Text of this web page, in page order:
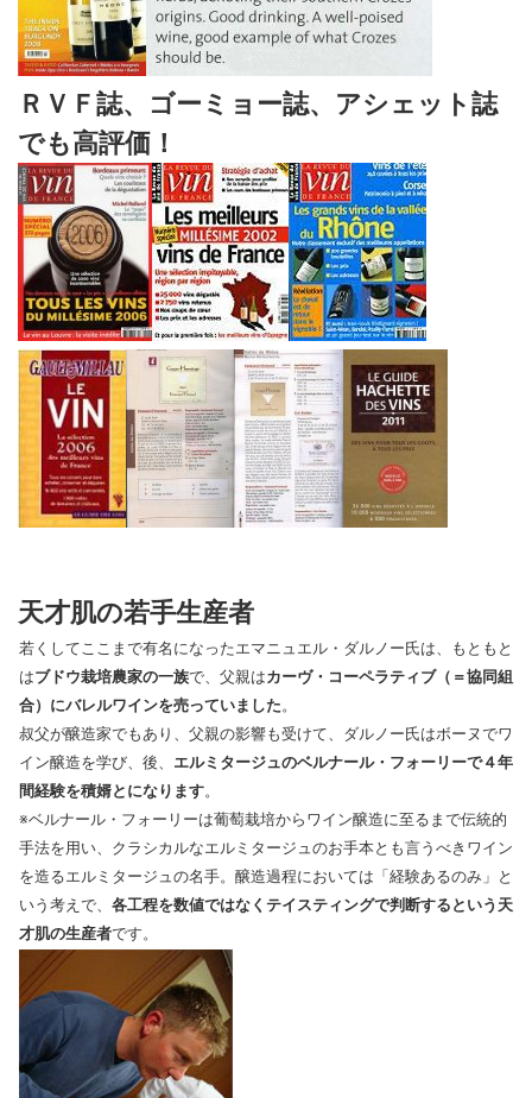
ＲＶＦ誌、ゴーミョー誌、アシェット誌
でも高評価！
天才肌の若手生産者
若くしてここまで有名になったエマニュエル・ダルノー氏は、もともと
はブドウ栽培農家の一族で、父親はカーヴ・コーペラティブ（＝協同組
合）にバレルワインを売っていました。
叔父が醸造家でもあり、父親の影響も受けて、ダルノー氏はボーヌでワ
イン醸造を学び、後、 エルミタージュのベルナール・フォーリーで４年
間経験を積婿とになります。
※ベルナール・フォーリーは葡萄栽培からワイン醸造に至るまで伝統的
手法を用い、クラシカルなエルミタージュのお手本とも言うべきワイン
を造るエルミタージュの名手。醸造過程においては「経験あるのみ」と
いう考えで、 各工程を数値ではなくテイスティングで判断するという天
才肌の生産者です。